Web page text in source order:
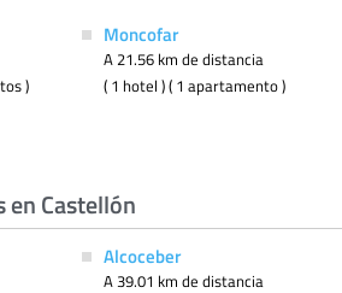
)
Moncofar
A 21.56 km de distancia
( 1 hotel ) ( 1 apartamento )
en Castellón
Alcoceber
A 39.01 km de distancia